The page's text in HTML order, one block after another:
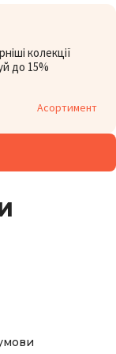
колекції
до 15%
Асортимент